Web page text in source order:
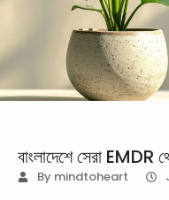
বাংলাদেশে সেরা EMDR
By mindtoheart